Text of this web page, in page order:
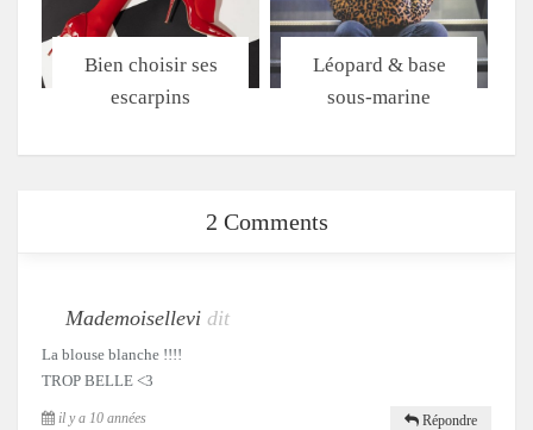
Bien choisir ses
escarpins
Léopard & base
sous-marine
2 Comments
Mademoisellevi dit
La blouse blanche !!!!
TROP BELLE <3
il y a 10 années Répondre